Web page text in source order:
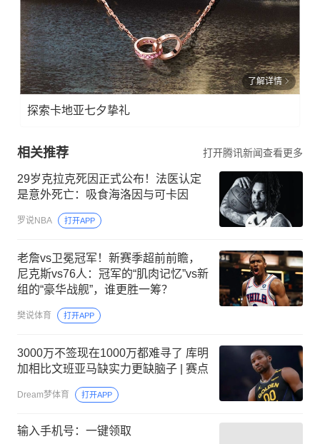
了解详情
探索卡地亚七夕挚礼
相关推荐 打开腾讯新闻查看更多
29岁克拉克死因正式公布！法医认定
是意外死亡：吸食海洛因与可卡因
罗说NBA 打开APP
老詹vs卫冕冠军！新赛季超前前瞻，
尼克斯vs76人：冠军的“肌肉记忆”vs新
组的“豪华战舰”，谁更胜一筹？
樊说体育 打开APP
3000万不签现在1000万都难寻了 库明
加相比文班亚马缺实力更缺脑子 | 赛点
Dream梦体育 打开APP
输入手机号：一键领取